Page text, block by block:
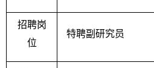
招聘岗
位
特聘副研究员